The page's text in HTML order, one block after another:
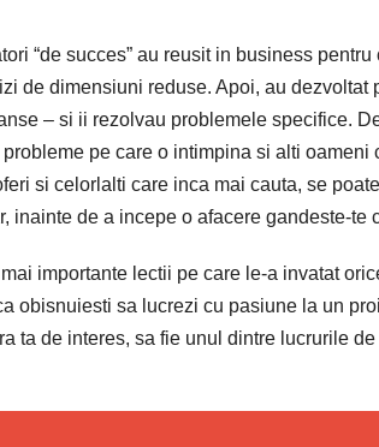
“de succes” au reusit in business
de dimensiuni reduse. Apoi, au
– si ii rezolvau problemele specifice.
pe care o intimpina si alti
si celorlalti care inca mai cauta, se
inainte de a incepe o afacere gandeste-
importante lectii pe care le-a invatat
obisnuiesti sa lucrezi cu pasiune la un
ta de interes, sa fie unul dintre lucrurile